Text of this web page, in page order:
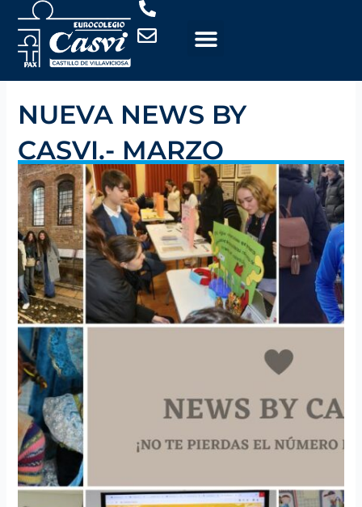
contenido
NUEVA NEWS BY
CASVI.- MARZO